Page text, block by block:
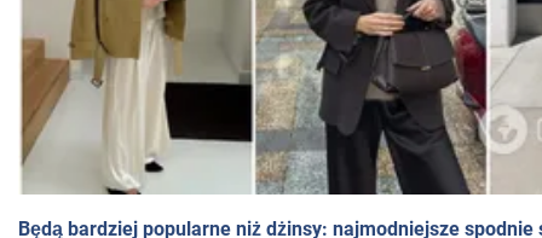
Będą bardziej popularne niż dżinsy: najmodniejsze spodnie